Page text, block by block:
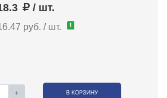
/ шт.
руб. / шт. !
+ В КОРЗИНУ